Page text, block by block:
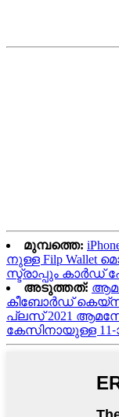
മുമ്പത്തെ:
നുള്ള Filp
സ്ട്രാപ്പും
അടുത്തത്:
കീബോർഡ് കെയ്‌സ്
പ്ലസ് 2021
കേസിനായുള്ള